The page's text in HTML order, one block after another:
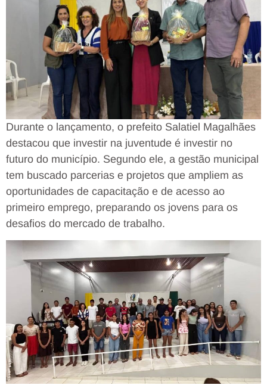
Durante o lançamento, o prefeito Salatiel Magalhães
destacou que investir na juventude é investir no
futuro do município. Segundo ele, a gestão municipal
tem buscado parcerias e projetos que ampliem as
oportunidades de capacitação e de acesso ao
primeiro emprego, preparando os jovens para os
desafios do mercado de trabalho.